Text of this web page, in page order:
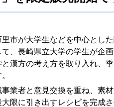
里市が大学生などを中心とし
、長崎県立大学の学生が企
漢方の考え方を取り入れ、
業者と意見交換を重ね、素
限に引き出すレシピを完成